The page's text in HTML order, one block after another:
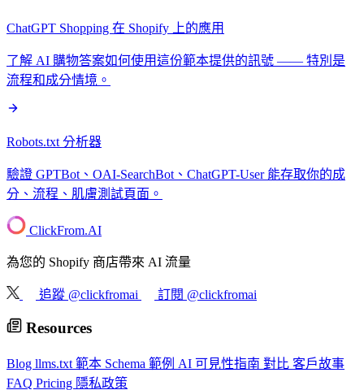
ChatGPT Shopping 在 Shopify 上的應用
了解 AI 購物答案如何使用這份範本提供的訊號 —— 特別是
流程和成分情境。
Robots.txt 分析器
驗證 GPTBot、OAI-SearchBot、ChatGPT-User 能存取你的成
分、流程、肌膚測試頁面。
ClickFrom.AI
為您的 Shopify 商店帶來 AI 流量
追蹤 @clickfromai 訂閱 @clickfromai
Resources
Blog llms.txt 範本 Schema 範例 AI 可見性指南 對比 客戶故事
FAQ Pricing 隱私政策